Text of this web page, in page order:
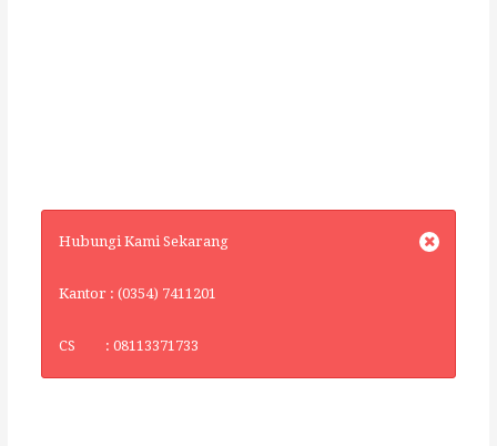
Hubungi Kami Sekarang
Kantor : (0354) 7411201
CS : 08113371733